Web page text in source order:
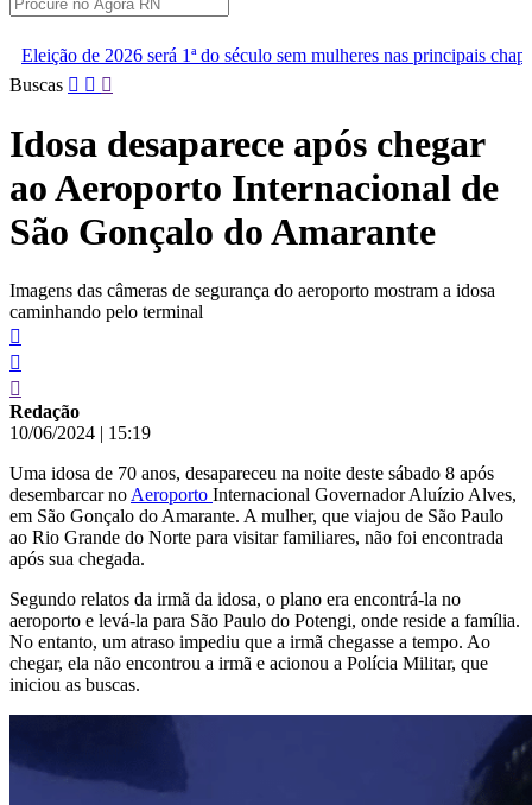
1ª do século sem mulheres nas principais chapas
Renan diz
Pular
conteúdo
Buscas
Idosa desaparece após chegar
ao Aeroporto Internacional de
São Gonçalo do Amarante
Imagens das câmeras de segurança do aeroporto mostram a idosa
caminhando pelo terminal
Redação
10/06/2024 | 15:19
Uma idosa de 70 anos, desapareceu na noite deste sábado 8 após
desembarcar no Aeroporto Internacional Governador Aluízio Alves,
em São Gonçalo do Amarante. A mulher, que viajou de São Paulo
ao Rio Grande do Norte para visitar familiares, não foi encontrada
após sua chegada.
Segundo relatos da irmã da idosa, o plano era encontrá-la no
aeroporto e levá-la para São Paulo do Potengi, onde reside a família.
No entanto, um atraso impediu que a irmã chegasse a tempo. Ao
chegar, ela não encontrou a irmã e acionou a Polícia Militar, que
iniciou as buscas.